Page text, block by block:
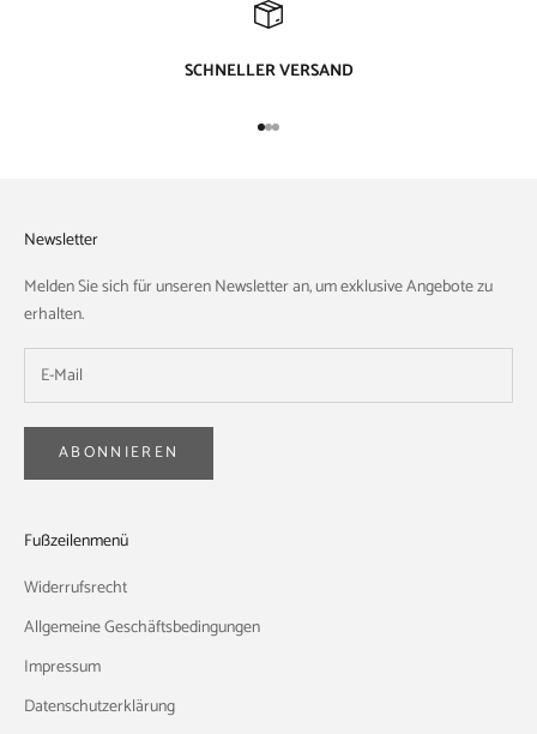
SCHNELLER VERSAND
Gehe zu Element 1
Gehe zu Element 2
Gehe zu Element 3
Newsletter
Melden Sie sich für unseren Newsletter an, um exklusive Angebote zu
erhalten.
ABONNIEREN
Fußzeilenmenü
Widerrufsrecht
Allgemeine Geschäftsbedingungen
Impressum
Datenschutzerklärung